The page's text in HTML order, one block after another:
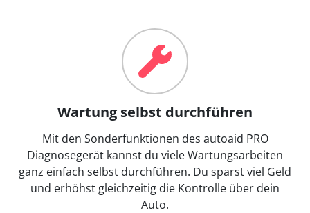
Wartung selbst durchführen
Mit den Sonderfunktionen des autoaid PRO
Diagnosegerät kannst du viele Wartungsarbeiten
ganz einfach selbst durchführen. Du sparst viel Geld
und erhöhst gleichzeitig die Kontrolle über dein
Auto.